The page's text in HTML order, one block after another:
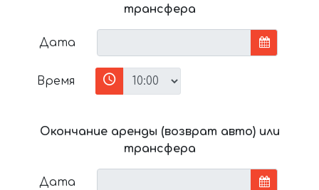
трансфера
Дата
Время
Окончание аренды (возврат авто) или
трансфера
Дата